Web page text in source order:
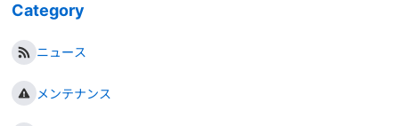
Category
ニュース
メンテナンス